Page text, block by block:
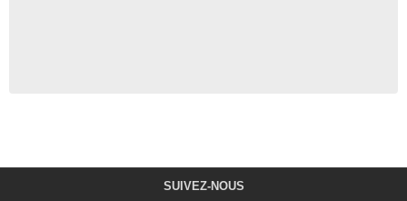
SUIVEZ-NOUS